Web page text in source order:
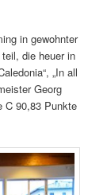
in gewohnter
die heuer in
„In all
Georg
C 90,83 Punkte